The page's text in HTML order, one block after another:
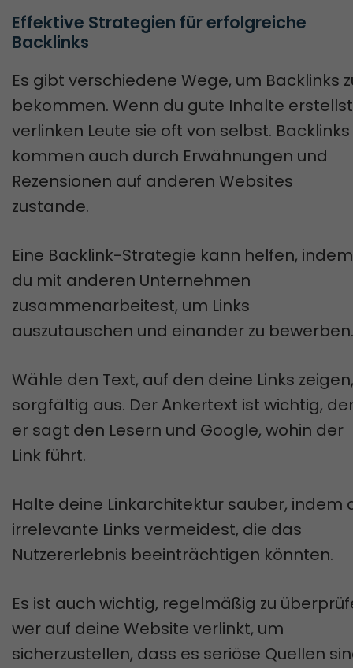
Effektive Strategien für erfolgreiche
Backlinks
Es gibt verschiedene Wege, um Backlinks
bekommen. Wenn du gute Inhalte
verlinken Leute sie oft von selbst. Backlinks
kommen auch durch Erwähnungen und
Rezensionen auf anderen Websites
zustande.
Eine Backlink-Strategie kann helfen, indem
du mit anderen Unternehmen
zusammenarbeitest, um Links
auszutauschen und einander zu bewerben.
Wähle den Text, auf den deine Links zeigen,
sorgfältig aus. Der Ankertext ist wichtig,
er sagt den Lesern und Google, wohin der
Link führt.
Halte deine Linkarchitektur sauber, indem
irrelevante Links vermeidest, die das
Nutzererlebnis beeinträchtigen könnten.
Es ist auch wichtig, regelmäßig zu
wer auf deine Website verlinkt, um
sicherzustellen, dass es seriöse Quellen